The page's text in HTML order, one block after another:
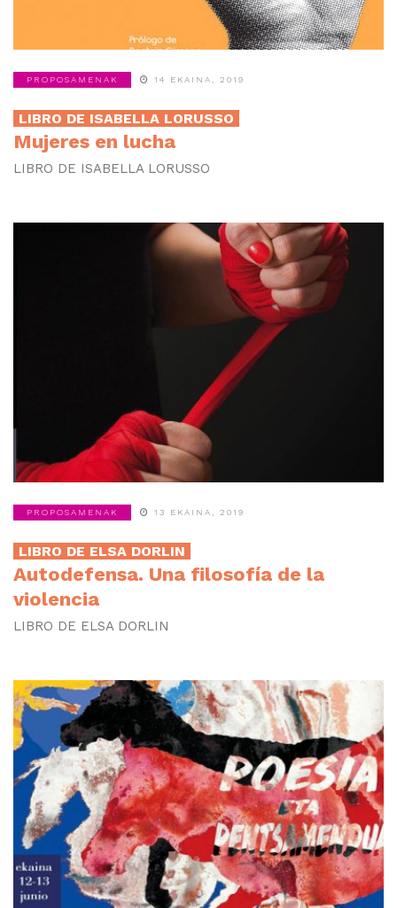
PROPOSAMENAK 14 EKAINA, 2019
LIBRO DE ISABELLA LORUSSO
Mujeres en lucha
LIBRO DE ISABELLA LORUSSO
PROPOSAMENAK 13 EKAINA, 2019
LIBRO DE ELSA DORLIN
Autodefensa. Una filosofía de la
violencia
LIBRO DE ELSA DORLIN